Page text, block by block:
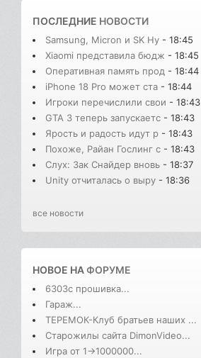
ПОСЛЕДНИЕ НОВОСТИ
Samsung, Micron и SK Hy - 18:45
Xiaomi представила бюдж - 18:45
Оперативная память прод - 18:44
iPhone 18 Pro может ста - 18:44
Игроки перечислили свои - 18:43
GTA 3 теперь запускаетс - 18:43
Ярость и радость идут р - 18:43
Похоже, Райан Гослинг с - 18:43
Слух: Зак Снайдер вновь - 18:37
Unity отчиталась о выру - 18:36
все новости
НОВОЕ НАФОРУМЕ
6303с прошивка...
Гараж...
ТЕРЕМОК-Клуб братьев наших ...
Старожилы сайта DimonVideo...
Игра от 1->1000000...